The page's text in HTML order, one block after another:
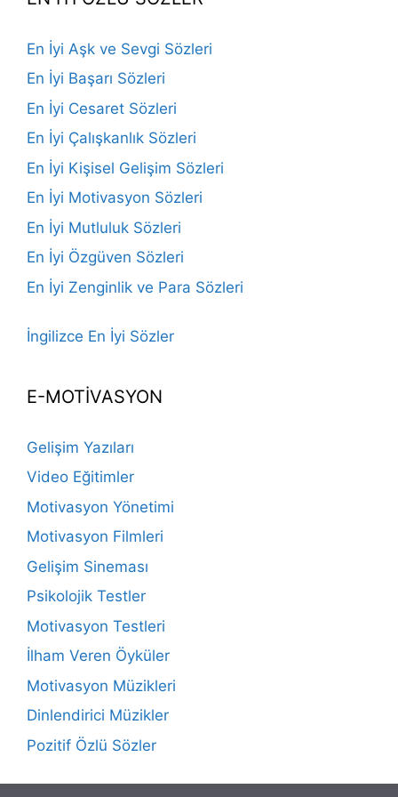
En İyi Aşk ve Sevgi Sözleri
En İyi Başarı Sözleri
En İyi Cesaret Sözleri
En İyi Çalışkanlık Sözleri
En İyi Kişisel Gelişim Sözleri
En İyi Motivasyon Sözleri
En İyi Mutluluk Sözleri
En İyi Özgüven Sözleri
En İyi Zenginlik ve Para Sözleri
İngilizce En İyi Sözler
E-MOTİVASYON
Gelişim Yazıları
Video Eğitimler
Motivasyon Yönetimi
Motivasyon Filmleri
Gelişim Sineması
Psikolojik Testler
Motivasyon Testleri
İlham Veren Öyküler
Motivasyon Müzikleri
Dinlendirici Müzikler
Pozitif Özlü Sözler